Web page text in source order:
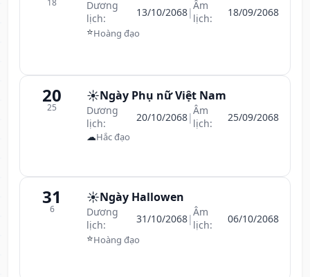
18
Dương
lịch:
13/10/2068|Âm
lịch:
18/09/2068
⭐Hoàng đạo
20
25
☀️Ngày Phụ nữ Việt Nam
Dương
lịch:
20/10/2068|Âm
lịch:
25/09/2068
☁Hắc đạo
31
6
☀️Ngày Hallowen
Dương
lịch:
31/10/2068|Âm
lịch:
06/10/2068
⭐Hoàng đạo